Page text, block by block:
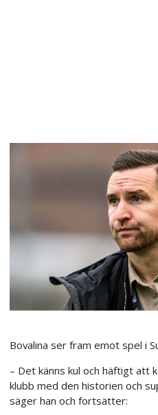
Bovalina ser fram emot spel i
– Det känns kul och häftigt att
klubb med den historien och
säger han och fortsätter: